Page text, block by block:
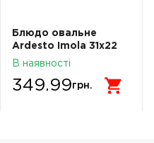
Блюдо овальне
Ardesto Imola 31х22
см порцеляна
В наявності
349.99грн.